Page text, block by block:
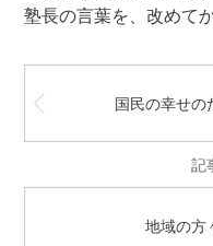
塾長の言葉を、改めて
国民の幸せの
記
地域の方